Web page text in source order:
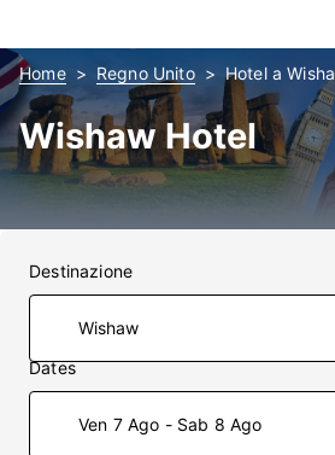
Home Regno Unito Hotel a
Wishaw Hotel
Destinazione
Dates
Ven 7 Ago - Sab 8 Ago